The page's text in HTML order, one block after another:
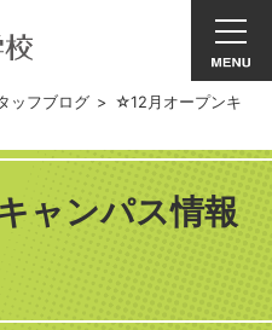
ッフブログ > ☆12月オープンキ
ャンパス情報